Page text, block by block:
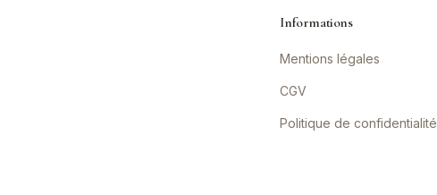
Informations
Mentions légales
CGV
Politique de confidentialité